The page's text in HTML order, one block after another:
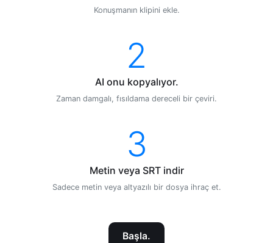
Konuşmanın klipini ekle.
2
AI onu kopyalıyor.
Zaman damgalı, fısıldama dereceli bir çeviri.
3
Metin veya SRT indir
Sadece metin veya altyazılı bir dosya ihraç et.
Başla.